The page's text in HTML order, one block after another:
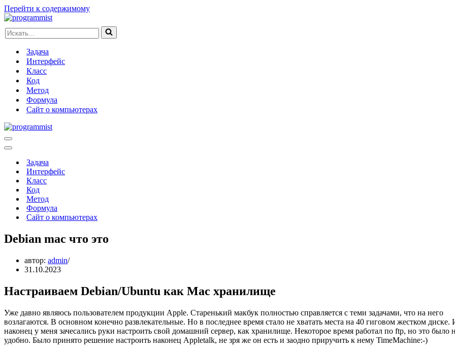
Перейти к содержимому
Искать...
Задача
Интерфейс
Класс
Код
Метод
Формула
Сайт о компьютерах
Меню
навигации
Меню
навигацииЗадача
Интерфейс
Класс
Код
Метод
Формула
Сайт о компьютерах
Debian mac что это
автор: admin
31.10.2023
Настраиваем Debian/Ubuntu как Mac хранилище
Уже давно являюсь пользователем продукции Apple. Старенький макбук полностью справляется с теми задачами, что на него
возлагаются. В основном конечно развлекательные. Но в последнее время стало не хватать места на 40 гиговом жестком диске.
наконец у меня зачесались руки настроить свой домашний сервер, как хранилище. Некоторое время работал по ftp, но это было
удобно. Было принято решение настроить наконец Appletalk, не зря же он есть и заодно приручить к нему TimeMachine:-)